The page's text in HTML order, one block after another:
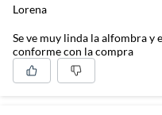
Lorena
Se ve muy linda la alfombra y
conforme con la compra